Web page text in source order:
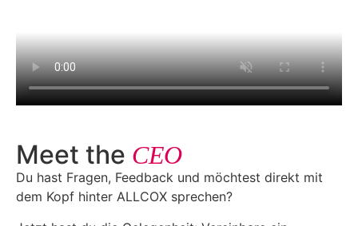
Meet the CEO
Du hast Fragen, Feedback und möchtest direkt mit
dem Kopf hinter ALLCOX sprechen?